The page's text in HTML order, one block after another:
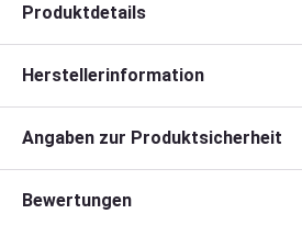
Produktdetails
Herstellerinformation
Angaben zur Produktsicherheit
Bewertungen